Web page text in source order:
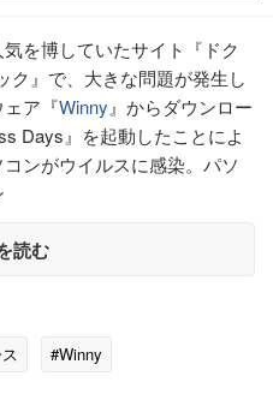
を博していたサイト『ドク
ク』で、大きな問題が発生し
ア『Winny 』からダウンロー
Days』を起動したことによ
ンがウイルスに感染。パソ
読む
#Winny